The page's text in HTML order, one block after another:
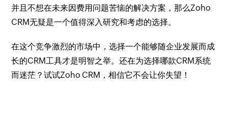
并且不想在未来因费用问题苦恼的解决方案，那么Zoho
CRM无疑是一个值得深入研究和考虑的选择。
在这个竞争激烈的市场中，选择一个能够随企业发展而成
长的CRM工具才是明智之举。还在为选择哪款CRM系统
而迷茫？试试Zoho CRM，相信它不会让你失望！